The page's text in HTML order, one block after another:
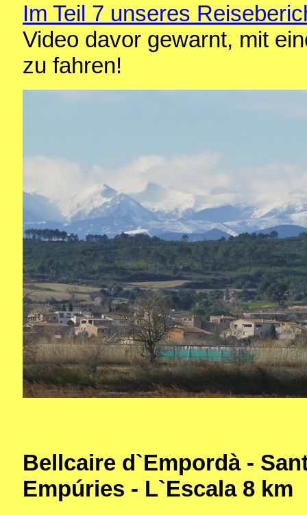
Im Teil 7 unseres
Video davor gewarnt, mit
zu fahren!
Bellcaire d`Empordà -
Empúries - L`Escala 8 km